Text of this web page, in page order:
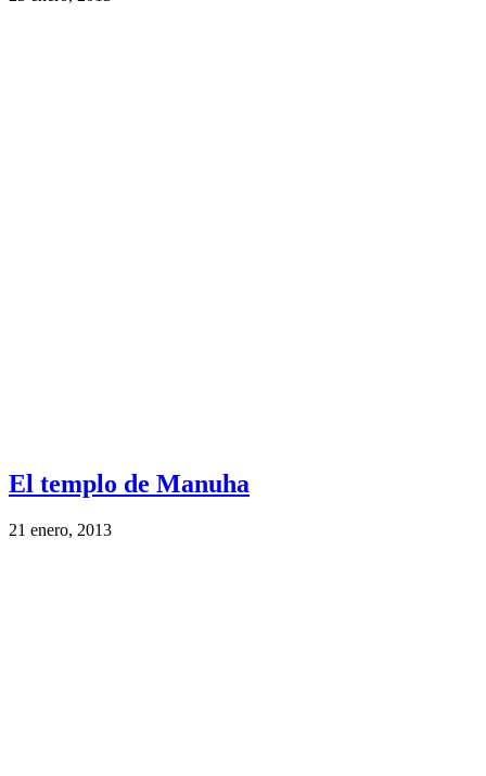
El templo de Manuha
21 enero, 2013